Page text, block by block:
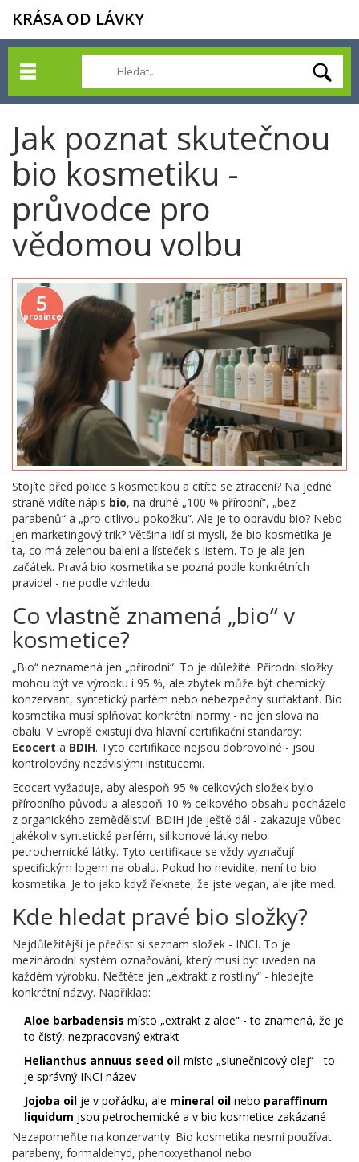
KRÁSA OD LÁVKY
Jak poznat skutečnou
bio kosmetiku -
průvodce pro
vědomou volbu
5
prosince
Stojíte před police s kosmetikou a cítíte se ztracení? Na jedné
straně vidíte nápis bio, na druhé „100 % přírodní“, „bez
parabenů“ a „pro citlivou pokožku“. Ale je to opravdu bio? Nebo
jen marketingový trik? Většina lidí si myslí, že bio kosmetika je
ta, co má zelenou balení a lísteček s listem. To je ale jen
začátek. Pravá bio kosmetika se pozná podle konkrétních
pravidel - ne podle vzhledu.
Co vlastně znamená „bio“ v
kosmetice?
„Bio“ neznamená jen „přírodní“. To je důležité. Přírodní složky
mohou být ve výrobku i 95 %, ale zbytek může být chemický
konzervant, syntetický parfém nebo nebezpečný surfaktant. Bio
kosmetika musí splňovat konkrétní normy - ne jen slova na
obalu. V Evropě existují dva hlavní certifikační standardy:
Ecocert a BDIH. Tyto certifikace nejsou dobrovolné - jsou
kontrolovány nezávislými institucemi.
Ecocert vyžaduje, aby alespoň 95 % celkových složek bylo
přírodního původu a alespoň 10 % celkového obsahu pocházelo
z organického zemědělství. BDIH jde ještě dál - zakazuje vůbec
jakékoliv syntetické parfém, silikonové látky nebo
petrochemické látky. Tyto certifikace se vždy vyznačují
specifickým logem na obalu. Pokud ho nevidíte, není to bio
kosmetika. Je to jako když řeknete, že jste vegan, ale jíte med.
Kde hledat pravé bio složky?
Nejdůležitější je přečíst si seznam složek - INCI. To je
mezinárodní systém označování, který musí být uveden na
každém výrobku. Nečtěte jen „extrakt z rostliny“ - hledejte
konkrétní názvy. Například:
Aloe barbadensis místo „extrakt z aloe“ - to znamená, že je
to čistý, nezpracovaný extrakt
Helianthus annuus seed oil místo „slunečnicový olej“ - to
je správný INCI název
Jojoba oil je v pořádku, ale mineral oil nebo paraffinum
liquidum jsou petrochemické a v bio kosmetice zakázané
Nezapomeňte na konzervanty. Bio kosmetika nesmí používat
parabeny, formaldehyd, phenoxyethanol nebo